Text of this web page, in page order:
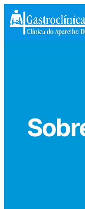
Pular
para